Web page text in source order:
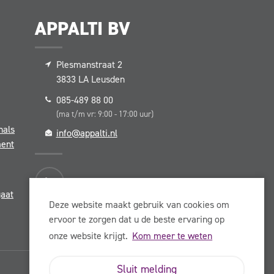
Deze website maakt gebruik van cookies om
ervoor te zorgen dat u de beste ervaring op
onze website krijgt. Kom meer te weten
Sluit melding
DE APPALTI BELOFTE
SAMEN WERKEN WE
NAAR EEN CONVERSIE
70 TOT 90% EN EEN
MARGEVERHOGING
APPALTI BV
Plesmanstraat 2
3833 LA Leusden
085-489 88 00
(ma t/m vr: 9:00 - 17:00 uur)
info@appalti.nl